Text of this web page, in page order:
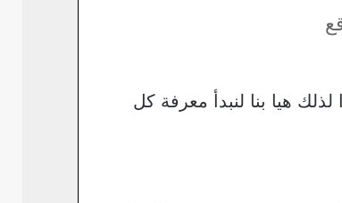
هيا بنا لنبدأ معرفة كل